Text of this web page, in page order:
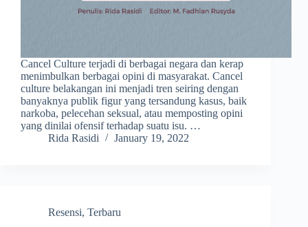
Cancel Culture terjadi di berbagai negara dan kerap
menimbulkan berbagai opini di masyarakat. Cancel
culture belakangan ini menjadi tren seiring dengan
banyaknya publik figur yang tersandung kasus, baik
narkoba, pelecehan seksual, atau memposting opini
yang dinilai ofensif terhadap suatu isu. …
Rida Rasidi
January 19, 2022
Resensi, Terbaru